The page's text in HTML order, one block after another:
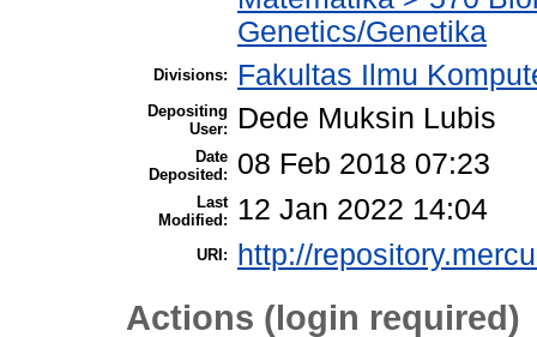
Genetics/Genetika
Divisions: Fakultas Ilmu
Depositing
User:
Dede Muksin Lubis
Date
Deposited:
08 Feb 2018 07:23
Last
Modified:
12 Jan 2022 14:04
URI: http://
Actions (login required)